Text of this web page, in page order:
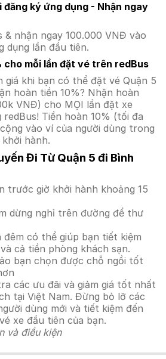
ký ứng dụng - Nhận ngay
& nhận ngay 100.000 VNĐ vào
dụng lần đầu tiên.
cho mỗi lần đặt vé trên redBus
giá khi bạn có thể đặt vé Quận 5
hoàn tiền 10%? Nhận hoàn
VNĐ) cho MỌI lần đặt xe
redBus! Tiền hoàn 10% (tối đa
vào ví của người dùng trong
hành.
Đi Từ Quận 5 đi Bình
trước giờ khởi hành khoảng 15
dừng nghỉ trên đường để thư
có thể giúp bạn tiết kiệm
cả tiền phòng khách sạn.
bạn chọn được chỗ ngồi tốt
các ưu đãi và giảm giá tốt nhất
tại Việt Nam. Đừng bỏ lỡ các
dùng mới và tiết kiệm đến
xe đầu tiên của bạn.
và điều kiện